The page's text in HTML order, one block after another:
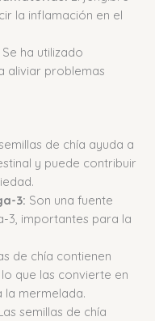
la inflamación en el
Se ha utilizado
aliviar problemas
de chía ayuda a
y puede contribuir
3: Son una fuente
3, importantes para la
de chía contienen
que las convierte en
la mermelada.
semillas de chía